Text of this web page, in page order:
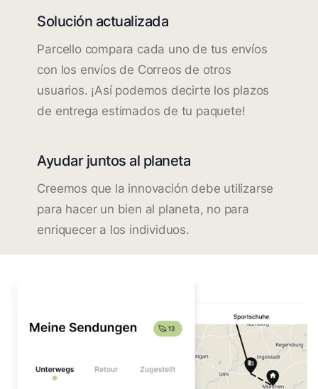
Solución actualizada
Parcello compara cada uno de tus envíos
con los envíos de Correos de otros
usuarios. ¡Así podemos decirte los plazos
de entrega estimados de tu paquete!
Ayudar juntos al planeta
Creemos que la innovación debe utilizarse
para hacer un bien al planeta, no para
enriquecer a los individuos.